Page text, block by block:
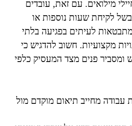
מילואים. עם זאת, עובדים
בשל לקיחת שעות נוספות או
לעיתים בפגיעה בלתי
מקצועיות. חשוב להדגיש כי
ומסביר פנים מצד המעסיק כלפי
עבודה מחייב תיאום מוקדם מול